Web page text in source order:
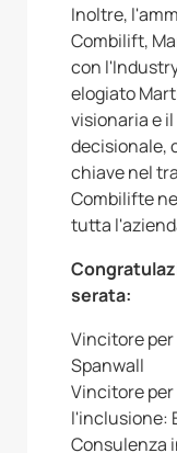
Inoltre,
Combilift,
con
elogiato
visionaria e
decisionale,
chiave nel
Combilifte
tutta
serata:
Vincitore
Spanwall
Vincitore
l'inclusione:
Consulenza